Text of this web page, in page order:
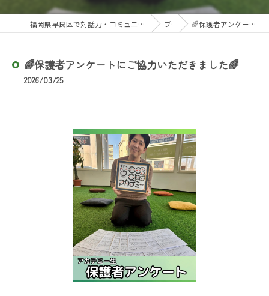
福岡県早良区で対話力・コミュニケーション力を育むならこころことばアカデミー ブログ 🌈保護者アンケートにご協力いただきました🌈
🌈保護者アンケートにご協力いただきました🌈
2026/03/25